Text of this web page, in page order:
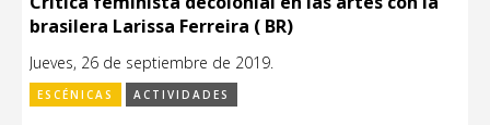
brasilera Larissa Ferreira ( BR)
Jueves, 26 de septiembre de 2019.
ESCÉNICAS ACTIVIDADES